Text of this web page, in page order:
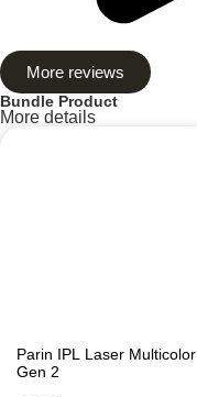
More reviews
Bundle Product
More details
Parin IPL Laser Multicolor
Gen 2